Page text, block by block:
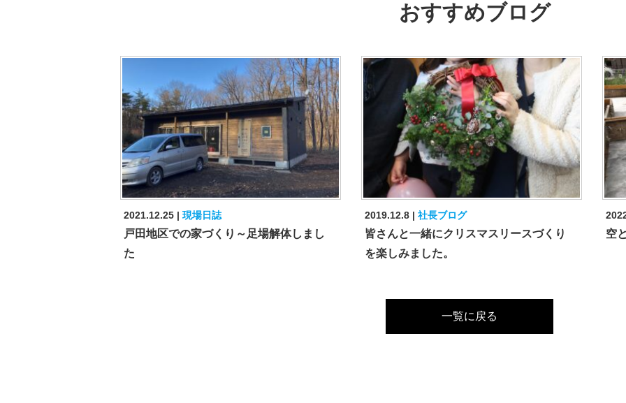
おすすめブログ
2021.12.25 現場日誌
戸田地区での家づくり～足場解体しまし
た
2019.12.8 社長ブログ
皆さんと一緒にクリスマスリースづくり
を楽しみました。
空
一覧に戻る